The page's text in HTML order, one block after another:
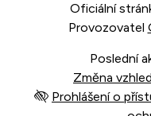
Oficiální
Provozovatel
Poslední
Změna
Prohlášení o